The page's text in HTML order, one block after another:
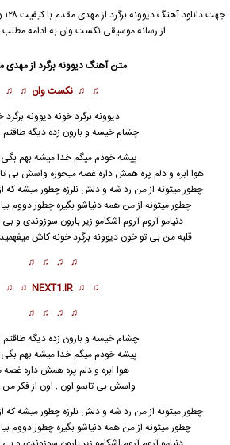
جهت دانلود آهنگ دیوونه برگرد ازمهدی مقدم
از رسانه موسیقی نکست وان به ادامه مطلب
متن آهنگ دیوونه برگرد ازمهدی
♫ ♫ نکست وان ♫ ♫
دیوونه برگرد خونه دیوونه برگرد
چشام خیسه و بارون زده دیگه طاقتم
پیشه خودم میگم خدا میشه بهم
هوا ابره و دلم پره همش داره غصه میخوره واسش بی
چطور میتونه از من رد شه و دلش نلرزه چطور میشه
چطور میتونه از من همه دنیاشو بگیره چطور دووم
دنیامو آروم آروم اشکامو زیر بارون سوزوندی و
قلبه من بی تو خون دیوونه برگرد خونه کاش
♫ ♫ ♫ ♫
♫ ♫
NEXT1.IR
♫ ♫
♫ ♫ ♫ ♫
چشام خیسه و بارون زده دیگه طاقتم
پیشه خودم میگم خدا میشه بهم
هوا ابره و دلم پره همش داره غصه
واسش بی تابمو اون , اون از فکر
چطور میتونه از من رد شه و دلش نلرزه چطور میشه
چطور میتونه از من همه دنیاشو بگیره چطور دووم